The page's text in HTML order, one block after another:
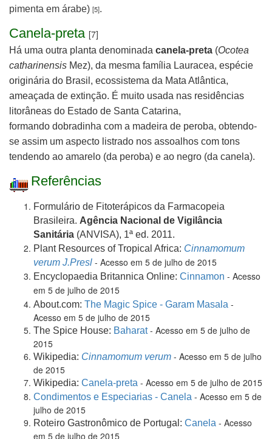
pimenta em árabe) [5].
Canela-preta [7]
Há uma outra planta denominada canela-preta (Ocotea
catharinensis Mez), da mesma família Lauracea, espécie
originária do Brasil, ecossistema da Mata Atlântica,
ameaçada de extinção. É muito usada nas residências
litorâneas do Estado de Santa Catarina,
formando dobradinha com a madeira de peroba, obtendo-
se assim um aspecto listrado nos assoalhos com tons
tendendo ao amarelo (da peroba) e ao negro (da canela).
Referências
Formulário de Fitoterápicos da Farmacopeia
Brasileira. Agência Nacional de Vigilância
Sanitária (ANVISA), 1ª ed. 2011.
Plant Resources of Tropical Africa: Cinnamomum
verum J.Presl - Acesso em 5 de julho de 2015
Encyclopaedia Britannica Online: Cinnamon - Acesso
em 5 de julho de 2015
About.com: The Magic Spice - Garam Masala -
Acesso em 5 de julho de 2015
The Spice House: Baharat- Acesso em 5 de julho de
2015
Wikipedia: Cinnamomum verum - Acesso em 5 de julho
de 2015
Wikipedia: Canela-preta - Acesso em 5 de julho de 2015
Condimentos e Especiarias - Canela - Acesso em 5 de
julho de 2015
Roteiro Gastronômico de Portugal: Canela - Acesso
em 5 de julho de 2015